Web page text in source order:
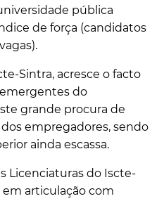
pública
de força (candidatos
Sintra, acresce o facto
do
grande procura de
empregadores, sendo
ainda escassa.
Licenciaturas do Iscte-
articulação com